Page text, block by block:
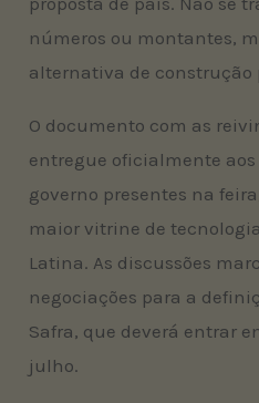
números ou montantes,
alternativa de construção
O documento com as
entregue oficialmente
governo presentes na
maior vitrine de
Latina. As discussões
negociações para a
Safra, que deverá entrar
julho.